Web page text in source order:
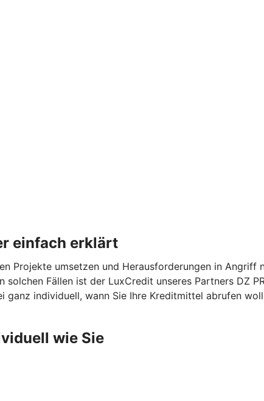
einfach erklärt
Projekte umsetzen und Herausforderungen in
solchen Fällen ist der LuxCredit unseres Partners DZ
ganz individuell, wann Sie Ihre Kreditmittel abrufen
wie Sie